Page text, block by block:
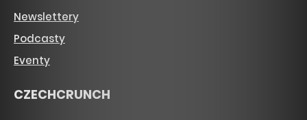
Newslettery
Podcasty
Eventy
CZECHCRUNCH